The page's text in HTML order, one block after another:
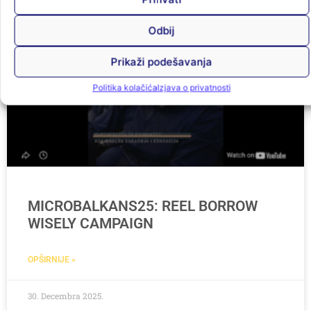
Odbij
Prikaži podešavanja
Politika kolačićaIzjava o privatnosti
MICROBALKANS25: REEL BORROW
WISELY CAMPAIGN
OPŠIRNIJE »
30. Decembra 2025.